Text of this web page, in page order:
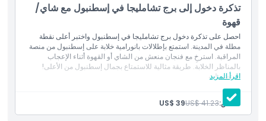
ساعات العمل
ما يجب معرفته
الموقع
سياسة الإلغاء
تذكرة دخول إلى برج تشامليجا في إسطنبول مع شاي/
قهوة
احصل على تذكرة دخول برج تشامليجا في إسطنبول واختبر أعلى نقطة
مطلة في المدينة. استمتع بإطلالات بانورامية خلابة على إسطنبول من منصة
المراقبة. استرخِ مع فنجان منعش من الشاي أو القهوة أثناء الإعجاب
بالمناظر الخلابة. طريقة مثالية للاستمتاع بجمال إسطنبول من الأعلى!
اقرأ المزيد
المتضمنات
تذكرة دخول إلى: برج تشامليجا
قهوة تركية أو شاي
شخص:US$ 41.23
US$ 39